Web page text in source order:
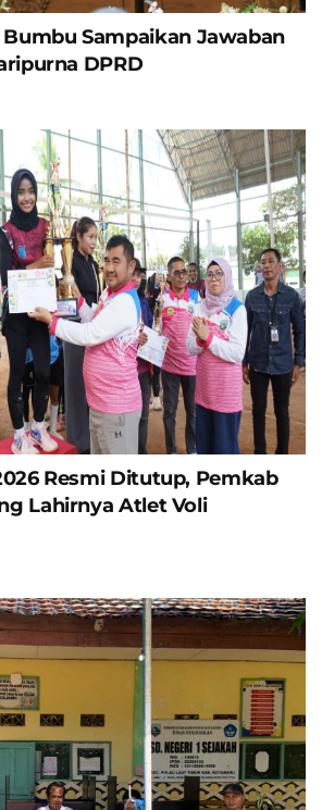
Sampaikan Jawaban
DPRD
Resmi Ditutup, Pemkab
Lahirnya Atlet Voli